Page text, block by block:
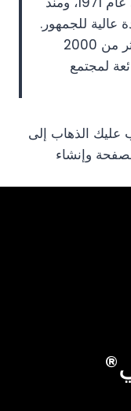
للجمهور.
تقع في مدينة غوثام، وتوظف XYZ أكثر من 2000
لمجتمع
الذهاب إلى
وإنشاء